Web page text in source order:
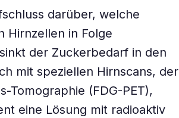
darüber, welche
Hirnzellen in Folge
der Zuckerbedarf in den
mit speziellen Hirnscans, der
Tomographie (FDG-PET),
eine Lösung mit radioaktiv